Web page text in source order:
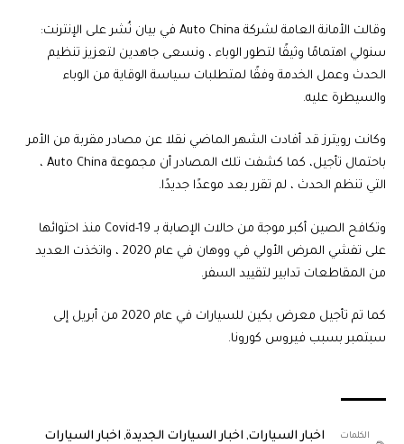
وقالت الأمانة العامة لشركة Auto China في بيان نُشر على الإنترنت:
سنولي اهتمامًا وثيقًا لتطور الوباء ، ونسعى جاهدين لتعزيز تنظيم
الحدث وعمل الخدمة وفقًا لمتطلبات سياسة الوقاية من الوباء
والسيطرة عليه.
وكانت رويترز قد أفادت الشهر الماضي نقلا عن مصادر مقربة من الأمر
باحتمال تأجيل، كما كشفت تلك المصادر أن مجموعة Auto China ،
التي تنظم الحدث ، لم تقرر بعد موعدًا جديدًا.
وتكافح الصين أكبر موجة من حالات الإصابة بـ Covid-19 منذ احتوائها
على تفشي المرض الأولي في ووهان في عام 2020 ، واتخذت العديد
من المقاطعات تدابير لتقييد السفر.
كما تم تأجيل معرض بكين للسيارات في عام 2020 من أبريل إلى
سبتمبر بسبب فيروس كورونا.
الكلمات
اخبار السيارات, اخبار السيارات الجديدة, اخبار السيارات